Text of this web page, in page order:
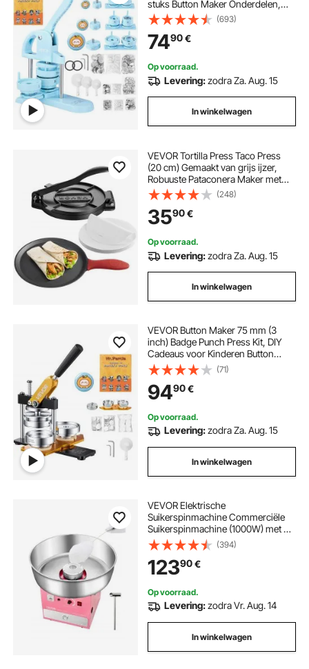
stuks Button Maker Onderdelen,
Button Maker Machine met Panda
Spellbook, Punch Set met Boog
Handvat, voor DIY Cadeaus voor
Kinderen
(693)
7490€
Op voorraad.
Levering:zodra Za. Aug. 15
In winkelwagen
VEVOR Tortilla Press Taco Press
(20 cm) Gemaakt van grijs ijzer,
Robuuste Pataconera Maker met
handvat en 100 stuks bakpapier,
Deegpers voor tortilla's,
Colombiaanse Pataconera
Professionele Roti Maker
(248)
3590€
Op voorraad.
Levering:zodra Za. Aug. 15
In winkelwagen
VEVOR Button Maker 75 mm (3
inch) Badge Punch Press Kit, DIY
Cadeaus voor Kinderen Button
Making Machine, Button Badge
Making met 100 Button Onderdelen
& Cirkelsnijder & Spell Book
(71)
9490€
Op voorraad.
Levering:zodra Za. Aug. 15
In winkelwagen
VEVOR Elektrische
Suikerspinmachine Commerciële
Suikerspinmachine (1000W) met 52
cm roestvrijstalen kom, suikerlepel
en lade, perfect voor
kinderverjaardagen, familiefeesten
en feestjes. Roze
(394)
12390€
Op voorraad.
Levering:zodra Vr. Aug. 14
In winkelwagen